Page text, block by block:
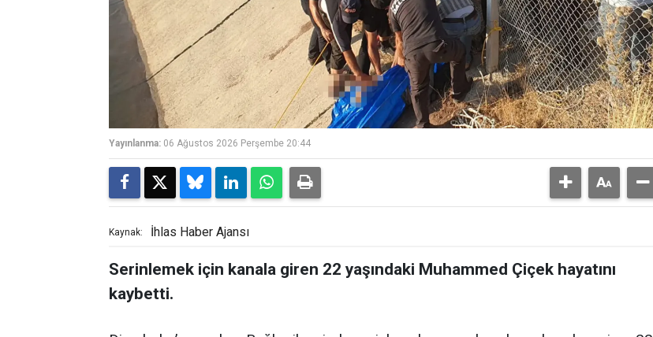
Yayınlanma: 06 Ağustos 2026 Perşembe 20:44
Kaynak: İhlas Haber Ajansı
Serinlemek için kanala giren 22 yaşındaki Muhammed Çiçek hayatını
kaybetti.